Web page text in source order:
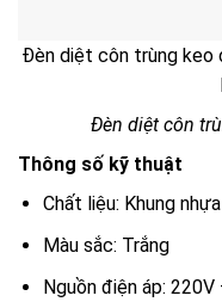
Đèn diệt côn trùng keo
Đèn diệt côn
Thông số kỹ thuật
Chất liệu: Khung
Màu sắc: Trắng
Nguồn điện áp: 220V